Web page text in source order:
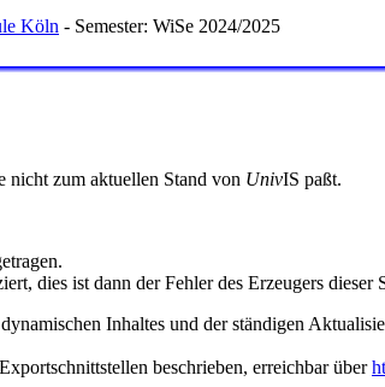
Köln - Semester: WiSe 2024/2025
nicht zum aktuellen Stand von UnivIS paßt.
dies ist dann der Fehler des Erzeugers dieser
Inhaltes und der ständigen
beschrieben, erreichbar über